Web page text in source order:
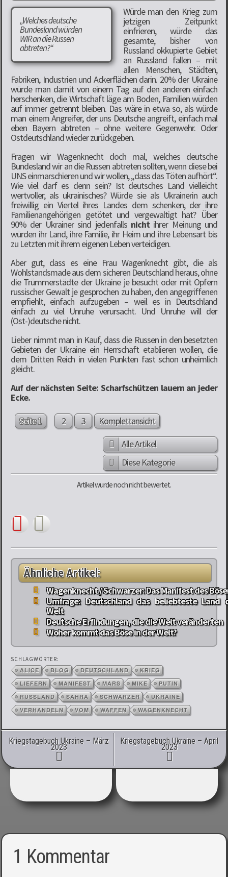
„Welches deutsche
Bundesland würden
WIR an die Russen
abtreten?“
Würde man den Krieg zum
jetzigen Zeitpunkt
einfrieren, würde das
gesamte, bisher von
Russland okkupierte Gebiet
an Russland fallen – mit
allen Menschen, Städten,
Fabriken, Industrien und Ackerflächen darin. 20% der Ukraine
würde man damit von einem Tag auf den anderen einfach
herschenken, die Wirtschaft läge am Boden, Familien würden
auf immer getrennt bleiben. Das wäre in etwa so, als würde
man einem Angreifer, der uns Deutsche angreift, einfach mal
eben Bayern abtreten – ohne weitere Gegenwehr. Oder
Ostdeutschland wieder zurückgeben.
Fragen wir Wagenknecht doch mal, welches deutsche
Bundesland wir an die Russen abtreten sollten, wenn diese bei
UNS einmarschieren und wir wollen, „dass das Töten aufhört“.
Wie viel darf es denn sein? Ist deutsches Land vielleicht
wertvoller, als ukrainisches? Würde sie als Ukrainerin auch
freiwillig ein Viertel ihres Landes dem schenken, der ihre
Familienangehörigen getötet und vergewaltigt hat? Über
90% der Ukrainer sind jedenfalls nichtihrer Meinung und
würden ihr Land, ihre Familie, ihr Heim und ihre Lebensart bis
zu Letzten mit ihrem eigenen Leben verteidigen.
Aber gut, dass es eine Frau Wagenknecht gibt, die als
Wohlstandsmade aus dem sicheren Deutschland heraus, ohne
die Trümmerstädte der Ukraine je besucht oder mit Opfern
russischer Gewalt je gesprochen zu haben, den angegriffenen
empfiehlt, einfach aufzugeben – weil es in Deutschland
einfach zu viel Unruhe verursacht. Und Unruhe will der
(Ost-)deutsche nicht.
Lieber nimmt man in Kauf, dass die Russen in den besetzten
Gebieten der Ukraine ein Herrschaft etablieren wollen, die
dem Dritten Reich in vielen Punkten fast schon unheimlich
gleicht.
Auf der nächsten Seite: Scharfschützen lauern an jeder
Ecke.
Seite 1
2 3
Komplettansicht
Alle Artikel
Diese Kategorie
Artikel wurde noch nicht bewertet.
Ähnliche Artikel:
Wagenknecht / Schwarzer: Das Manifest des
Umfrage: Deutschland das beliebteste Land
Welt
Deutsche Erfindungen, die die Welt veränderten
Woher kommt das Böse in der Welt?
SCHLAGWÖRTER:
ALICE BLOG DEUTSCHLAND
KRIEG
LIEFERN
MANIFEST MARS MIKE
PUTIN
RUSSLAND
SAHRA SCHWARZER
UKRAINE
VERHANDELN
VOM WAFFEN WAGENKNECHT
Artikel-Navigation
Kriegstagebuch Ukraine – März
2023
Kriegstagebuch Ukraine – April
2023
1 Kommentar